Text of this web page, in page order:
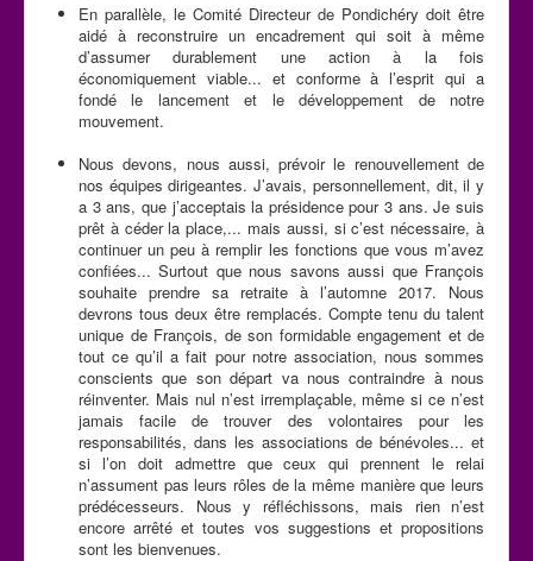
En parallèle, le Comité Directeur de Pondichéry doit être
aidé à reconstruire un encadrement qui soit à même
d’assumer durablement une action à la fois
économiquement viable... et conforme à l’esprit qui a
fondé le lancement et le développement de notre
mouvement.
Nous devons, nous aussi, prévoir le renouvellement de
nos équipes dirigeantes. J’avais, personnellement, dit, il y
a 3 ans, que j’acceptais la présidence pour 3 ans. Je suis
prêt à céder la place,... mais aussi, si c’est nécessaire, à
continuer un peu à remplir les fonctions que vous m’avez
confiées... Surtout que nous savons aussi que François
souhaite prendre sa retraite à l’automne 2017. Nous
devrons tous deux être remplacés. Compte tenu du talent
unique de François, de son formidable engagement et de
tout ce qu’il a fait pour notre association, nous sommes
conscients que son départ va nous contraindre à nous
réinventer. Mais nul n’est irremplaçable, même si ce n’est
jamais facile de trouver des volontaires pour les
responsabilités, dans les associations de bénévoles... et
si l’on doit admettre que ceux qui prennent le relai
n’assument pas leurs rôles de la même manière que leurs
prédécesseurs. Nous y réfléchissons, mais rien n’est
encore arrêté et toutes vos suggestions et propositions
sont les bienvenues.